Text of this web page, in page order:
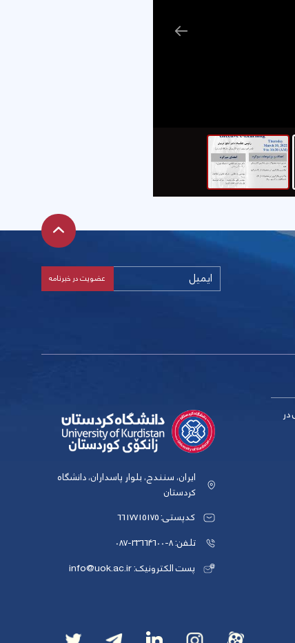
در
ایران، سنندج، بلوار پاسداران، دانشگاه
کردستان
کدپستی: 6617715175
تلفن: 8-33664600-087
پست الکترونیک: info@uok.ac.ir